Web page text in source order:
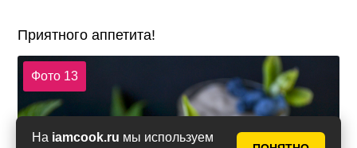
На iamcook.ru мы используем
Приятного аппетита!
Фото 13